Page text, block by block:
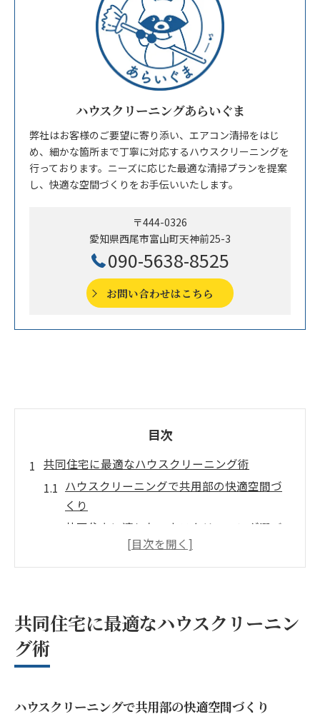
ハウスクリーニングあらいぐま
弊社はお客様のご要望に寄り添い、エアコン清掃をはじ
め、細かな箇所まで丁寧に対応するハウスクリーニングを
行っております。ニーズに応じた最適な清掃プランを提案
し、快適な空間づくりをお手伝いいたします。
〒444-0326
愛知県西尾市富山町天神前25-3
090-5638-8525
お問い合わせはこちら
目次
共同住宅に最適なハウスクリーニング術
ハウスクリーニングで共用部の快適空間づ
くり
共同住宅に適したハウスクリーニング選び
プロが教えるハウスクリーニング手順の基
は
術
共同住宅に最適なハウスクリーニン
グ術
ハウスクリーニングで共用部の快適空間づくり